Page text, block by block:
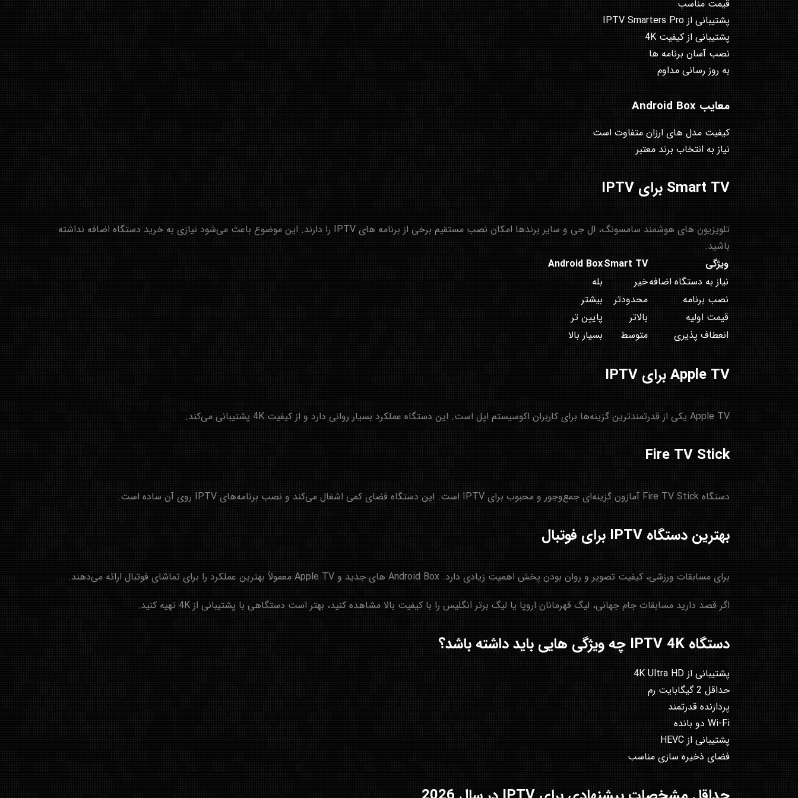
قیمت مناسب
پشتیبانی از IPTV Smarters Pro
پشتیبانی از کیفیت 4K
نصب آسان برنامه ها
به روز رسانی مداوم
معایب Android Box
کیفیت مدل های ارزان متفاوت است
نیاز به انتخاب برند معتبر
Smart TV برای IPTV
تلویزیون های هوشمند سامسونگ، ال جی و سایر برندها امکان نصب مستقیم برخی از برنامه های IPTV را دارند. این موضوع باعث می‌شود نیازی به خرید دستگاه اضافه نداشته
باشید.
ویژگی
Smart TV
Android Box
نیاز به دستگاه اضافهخیر
بله
نصب برنامه
محدودتر
بیشتر
قیمت اولیه
بالاتر
پایین تر
انعطاف پذیری
متوسط بسیار بالا
Apple TV برای IPTV
Apple TV یکی از قدرتمندترین گزینه‌ها برای کاربران اکوسیستم اپل است. این دستگاه عملکرد بسیار روانی دارد و از کیفیت 4K پشتیبانی می‌کند.
Fire TV Stick
دستگاه Fire TV Stick آمازون گزینه‌ای جمع‌وجور و محبوب برای IPTV است. این دستگاه فضای کمی اشغال می‌کند و نصب برنامه‌های IPTV روی آن ساده است.
بهترین دستگاه IPTV برای فوتبال
برای مسابقات ورزشی، کیفیت تصویر و روان بودن پخش اهمیت زیادی دارد. Android Box های جدید و Apple TV معمولاً بهترین عملکرد را برای تماشای فوتبال ارائه می‌دهند.
اگر قصد دارید مسابقات جام جهانی، لیگ قهرمانان اروپا یا لیگ برتر انگلیس را با کیفیت بالا مشاهده کنید، بهتر است دستگاهی با پشتیبانی از 4K تهیه کنید.
دستگاه IPTV 4K چه ویژگی هایی باید داشته باشد؟
پشتیبانی از 4K Ultra HD
حداقل 2 گیگابایت رم
پردازنده قدرتمند
Wi-Fi دو بانده
پشتیبانی از HEVC
فضای ذخیره سازی مناسب